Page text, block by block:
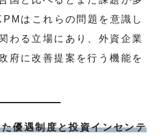
はこれらの問題を意識し
わる立場にあり、外資企業
府に改善提案を行う機能を
優遇制度と投資インセンテ